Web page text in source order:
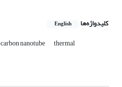
کلیدواژه‌ها English
carbon nanotube thermal